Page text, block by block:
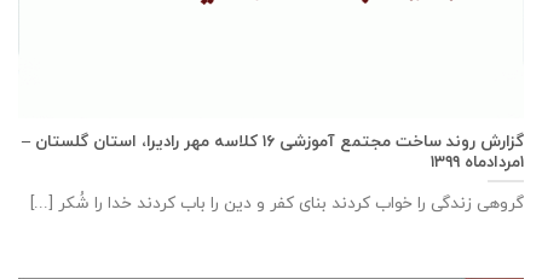
گزارش روند ساخت مجتمع آموزشی ١٦ كلاسه مهر راديرا، استان گلستان –
۱مردادماه ۱۳۹۹
گروهی زندگی را خواب کردند بنای کفر و دین را باب کردند خدا را شُکر [...]